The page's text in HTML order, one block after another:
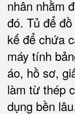
nhân nhằm
đó. Tủ để
kế để chứa
máy tính
áo, hồ sơ,
làm từ thép
dụng bền